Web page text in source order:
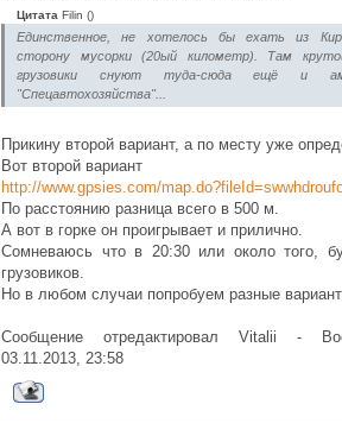
Цитата Filin ()
Единственное, не хотелось бы ехать из
сторону мусорки (20ый километр). Там
грузовики снуют туда-сюда ещё и
"Спецавтохозяйства"...
Прикину второй вариант, а по месту уже
Вот второй вариант
http://www.gpsies.com/
По расстоянию разница всего в 500 м.
А вот в горке он проигрывает и прилично.
Сомневаюсь что в 20:30 или около того,
грузовиков.
Но в любом случаи попробуем разные
Сообщение отредактировал Vitalii -
03.11.2013, 23:58